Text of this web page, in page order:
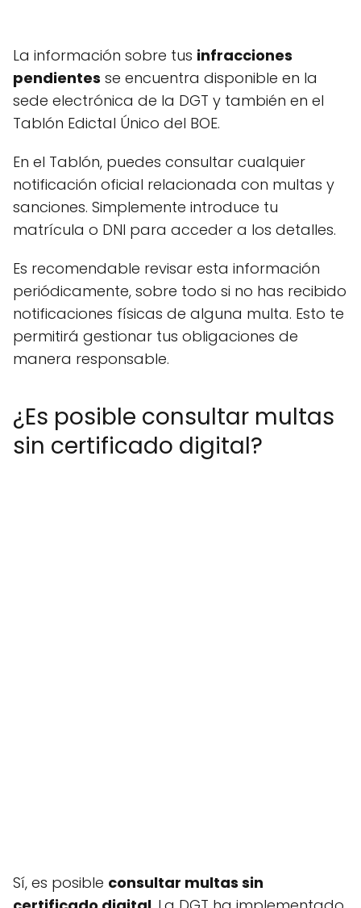
La información sobre tus infracciones
pendientes se encuentra disponible en la
sede electrónica de la DGT y también en el
Tablón Edictal Único del BOE.
En el Tablón, puedes consultar cualquier
notificación oficial relacionada con multas y
sanciones. Simplemente introduce tu
matrícula o DNI para acceder a los detalles.
Es recomendable revisar esta información
periódicamente, sobre todo si no has recibido
notificaciones físicas de alguna multa. Esto te
permitirá gestionar tus obligaciones de
manera responsable.
¿Es posible consultar multas
sin certificado digital?
Sí, es posible consultar multas sin